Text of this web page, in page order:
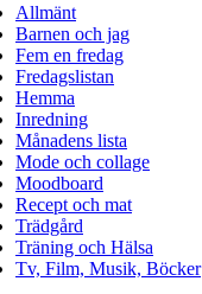
Allmänt
Barnen och jag
Fem en fredag
Fredagslistan
Hemma
Inredning
Månadens lista
Mode och collage
Moodboard
Recept och mat
Trädgård
Träning och Hälsa
Tv, Film, Musik, Böcker